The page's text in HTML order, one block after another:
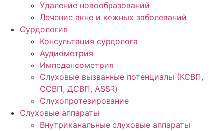
Удаление новообразований
Лечение акне и кожных заболеваний
Сурдология
Консультация сурдолога
Аудиометрия
Импедансометрия
Слуховые вызванные потенциалы (КСВП,
ССВП, ДСВП, ASSR)
Слухопротезирование
Слуховые аппараты
Внутриканальные слуховые аппараты